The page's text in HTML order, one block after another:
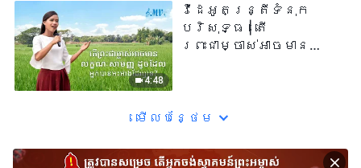
របស់ព្រះជាម្ចាស់ដែរឬ
ទេ? | MV
4:48
វីដេអូតន្រ្តីទំនុក
បរិសុទ្ធ | តើ
ព្រះជាម្ចាស់អាចមាន
មើល​​បន្ថែម​